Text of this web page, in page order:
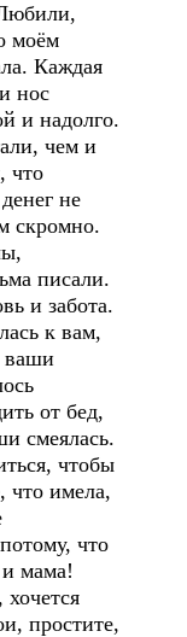
моём
Каждая
нос
и надолго.
чем и
что
не
скромно.
писали.
и забота.
к вам,
ваши
от бед,
смеялась.
чтобы
что имела,
что
мама!
простите,